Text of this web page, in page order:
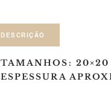
DESCRIÇÃO
TAMANHOS: 20×20
ESPESSURA